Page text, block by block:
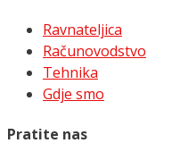
Ravnateljica
Računovodstvo
Tehnika
Gdje smo
Pratite nas